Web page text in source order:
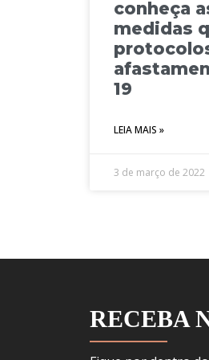
conheça
medidas
19
LEIA MAIS »
3 de março de 2022
RECEBA